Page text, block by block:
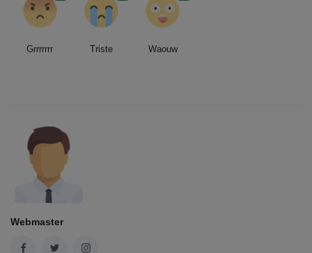
Grrrrrrr Triste Waouw
Webmaster